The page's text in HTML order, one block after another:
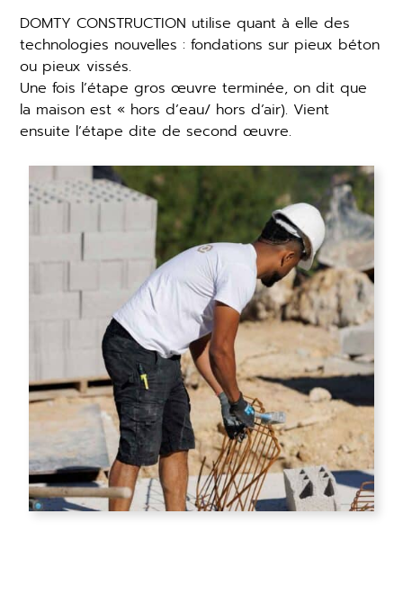
DOMTY CONSTRUCTION utilise quant à elle des
technologies nouvelles : fondations sur pieux béton
ou pieux vissés.
Une fois l’étape gros œuvre terminée, on dit que
la maison est « hors d’eau/ hors d’air). Vient
ensuite l’étape dite de second œuvre.